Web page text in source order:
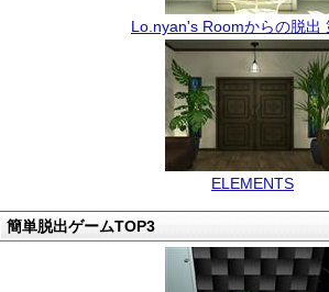
Lo.nyan's Roomからの脱出
ELEMENTS
簡単脱出ゲームTOP3